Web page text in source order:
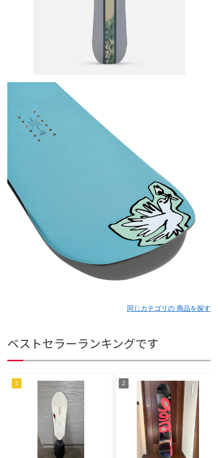
同じカテゴリの 商品を探す
ベストセラーランキングです